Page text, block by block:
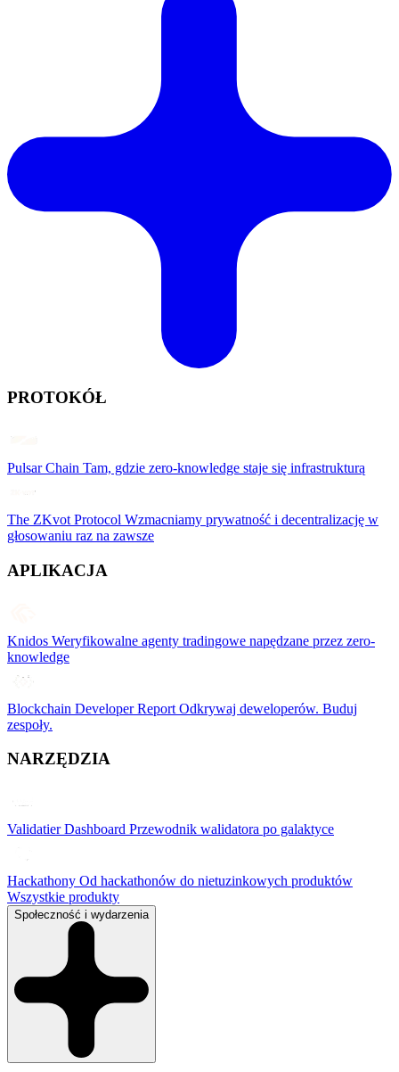
PROTOKÓŁ
Pulsar Chain Tam, gdzie zero-knowledge staje się infrastrukturą
The ZKvot Protocol Wzmacniamy prywatność i decentralizację w
głosowaniu raz na zawsze
APLIKACJA
Knidos Weryfikowalne agenty tradingowe napędzane przez zero-
knowledge
Blockchain Developer Report Odkrywaj deweloperów. Buduj
zespoły.
NARZĘDZIA
Validatier Dashboard Przewodnik walidatora po galaktyce
Hackathony Od hackathonów do nietuzinkowych produktów
Wszystkie produkty
Społeczność i wydarzenia